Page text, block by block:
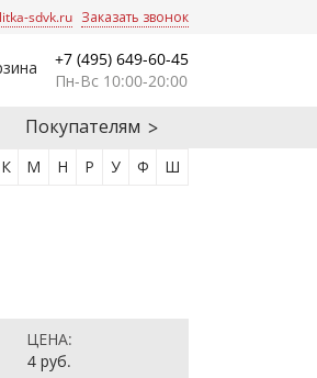
sdvk.ru Заказать звонок
+7 (495) 649-60-45
Пн-Вс 10:00-20:00
Покупателям
К М Н Р У Ф Ш
ЦЕНА:
4 руб.